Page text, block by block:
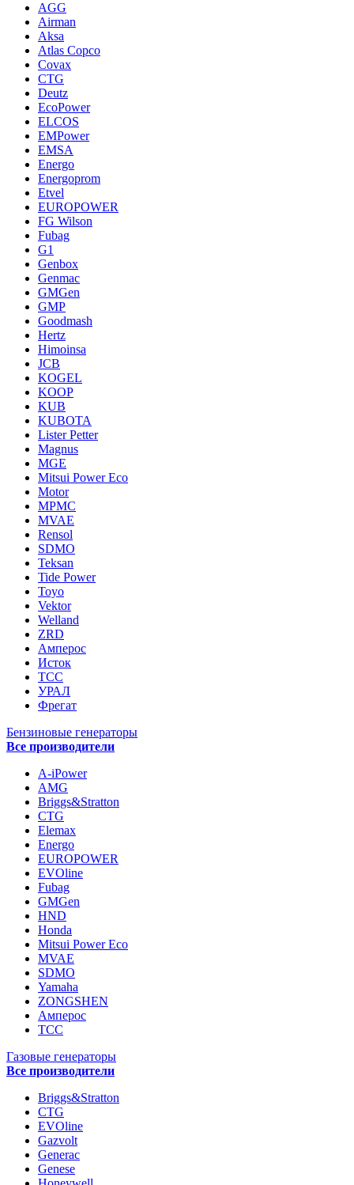
AGG
Airman
Aksa
Atlas Copco
Covax
CTG
Deutz
EcoPower
ELCOS
EMPower
EMSA
Energo
Energoprom
Etvel
EUROPOWER
FG Wilson
Fubag
G1
Genbox
Genmac
GMGen
GMP
Goodmash
Hertz
Himoinsa
JCB
KOGEL
KOOP
KUB
KUBOTA
Lister Petter
Magnus
MGE
Mitsui Power Eco
Motor
MPMC
MVAE
Rensol
SDMO
Teksan
Tide Power
Toyo
Vektor
Welland
ZRD
Амперос
Исток
ТСС
УРАЛ
Фрегат
Бензиновые генераторы
Все производители
A-iPower
AMG
Briggs&Stratton
CTG
Elemax
Energo
EUROPOWER
EVOline
Fubag
GMGen
HND
Honda
Mitsui Power Eco
MVAE
SDMO
Yamaha
ZONGSHEN
Амперос
ТСС
Газовые генераторы
Все производители
Briggs&Stratton
CTG
EVOline
Gazvolt
Generac
Genese